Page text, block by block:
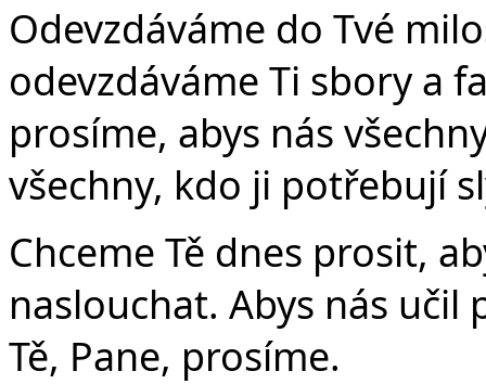
Odevzdáváme do Tvé
odevzdáváme Ti sbory a
prosíme, abys nás
všechny, kdo ji potřebují
Chceme Tě dnes prosit,
naslouchat. Abys nás
Tě, Pane, prosíme.